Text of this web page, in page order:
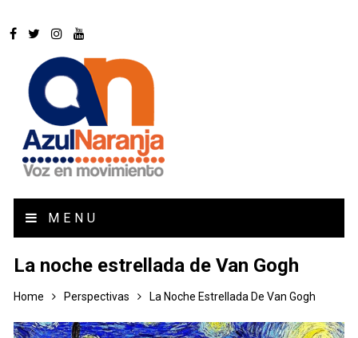
MENU
La noche estrellada de Van Gogh
Home Perspectivas La Noche Estrellada De Van Gogh